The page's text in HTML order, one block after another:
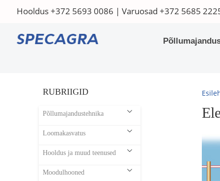
Hooldus+372 5693 0086 | Varuosad +372 5685
RUBRIIGID
Põllumajandustehnika
Loomakasvatus
Hooldus ja muud teenused
Moodulhooned